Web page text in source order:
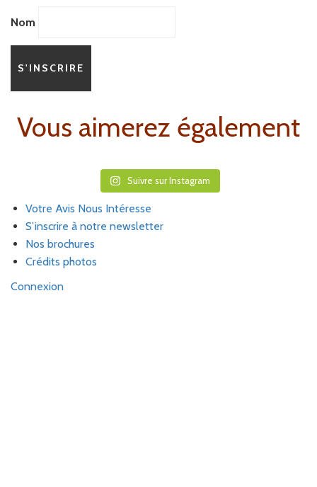
Nom
Vous aimerez également
Suivre sur Instagram
Votre Avis Nous Intéresse
S’inscrire à notre newsletter
Nos brochures
Crédits photos
Connexion